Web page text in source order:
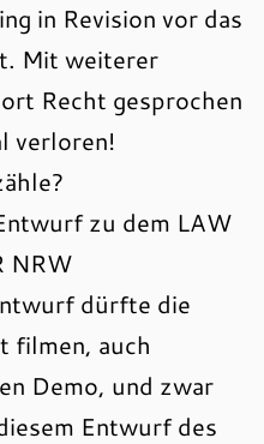
in Revision vor das
Mit weiterer
Recht gesprochen
verloren!
zu dem LAW
NRW
dürfte die
filmen, auch
Demo, und zwar
Entwurf des